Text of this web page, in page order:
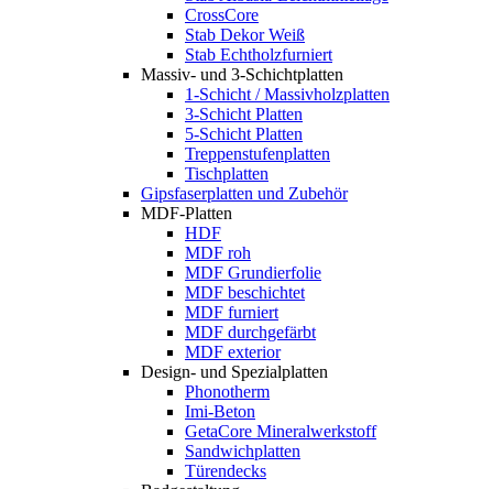
CrossCore
Stab Dekor Weiß
Stab Echtholzfurniert
Massiv- und 3-Schichtplatten
1-Schicht / Massivholzplatten
3-Schicht Platten
5-Schicht Platten
Treppenstufenplatten
Tischplatten
Gipsfaserplatten und Zubehör
MDF-Platten
HDF
MDF roh
MDF Grundierfolie
MDF beschichtet
MDF furniert
MDF durchgefärbt
MDF exterior
Design- und Spezialplatten
Phonotherm
Imi-Beton
GetaCore Mineralwerkstoff
Sandwichplatten
Türendecks